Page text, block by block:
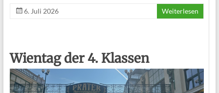
6. Juli 2026 Weiterlesen
Wientag der 4. Klassen